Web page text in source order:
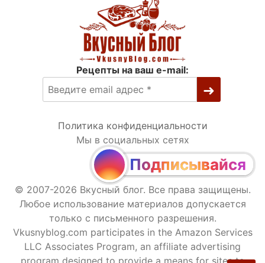
Рецепты на ваш e-mail:
Политика конфиденциальности
Мы в социальных сетях
Подписывайся
© 2007-2026 Вкусный блог. Все права защищены.
Любое использование материалов допускается
только с письменного разрешения.
Vkusnyblog.com participates in the Amazon Services
LLC Associates Program, an affiliate advertising
program designed to provide a means for sites to